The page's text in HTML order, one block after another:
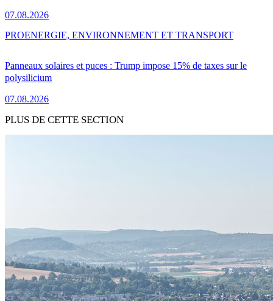
07.08.2026
Panneaux solaires et puces : Trump impose 15% de taxes sur le
polysilicium
07.08.2026
PROENERGIE, ENVIRONNEMENT ET TRANSPORT
PLUS DE CETTE SECTION